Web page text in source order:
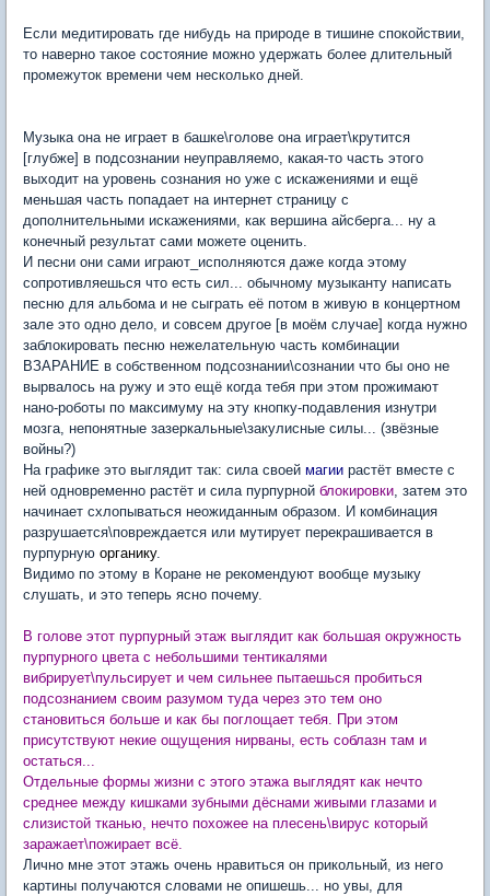
Если медитировать где нибудь на природе в тишине спокойствии,
то наверно такое состояние можно удержать более длительный
промежуток времени чем несколько дней.
Музыка она не играет в башке\голове она играет\крутится
[глубже] в подсознании неуправляемо, какая-то часть этого
выходит на уровень сознания но уже с искажениями и ещё
меньшая часть попадает на интернет страницу с
дополнительными искажениями, как вершина айсберга... ну а
конечный результат сами можете оценить.
И песни они сами играют_исполняются даже когда этому
сопротивляешься что есть сил... обычному музыканту написать
песню для альбома и не сыграть её потом в живую в концертном
зале это одно дело, и совсем другое [в моём случае] когда нужно
заблокировать песню нежелательную часть комбинации
ВЗАРАНИЕ в собственном подсознании\сознании что бы оно не
вырвалось на ружу и это ещё когда тебя при этом прожимают
нано-роботы по максимуму на эту кнопку-подавления изнутри
мозга, непонятные зазеркальные\закулисные силы... (звёзные
войны?)
На графике это выглядит так: сила своей магии растёт вместе с
ней одновременно растёт и сила пурпурной блокировки , затем это
начинает схлопываться неожиданным образом. И комбинация
разрушается\повреждается или мутирует перекрашивается в
пурпурную органику.
Видимо по этому в Коране не рекомендуют вообще музыку
слушать, и это теперь ясно почему.
В голове этот пурпурный этаж выглядит как большая окружность
пурпурного цвета с небольшими тентикалями
вибрирует\пульсирует и чем сильнее пытаешься пробиться
подсознанием своим разумом туда через это тем оно
становиться больше и как бы поглощает тебя. При этом
присутствуют некие ощущения нирваны, есть соблазн там и
остаться...
Отдельные формы жизни с этого этажа выглядят как нечто
среднее между кишками зубными дёснами живыми глазами и
слизистой тканью, нечто похожее на плесень\вирус который
заражает\пожирает всё.
Лично мне этот этажь очень нравиться он прикольный, из него
картины получаются словами не опишешь... но увы, для